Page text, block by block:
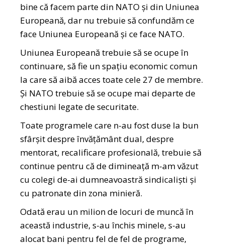
bine că facem parte din NATO și din Uniunea
Europeană, dar nu trebuie să confundăm ce
face Uniunea Europeană și ce face NATO.
Uniunea Europeană trebuie să se ocupe în
continuare, să fie un spațiu economic comun
la care să aibă acces toate cele 27 de membre.
Și NATO trebuie să se ocupe mai departe de
chestiuni legate de securitate.
Toate programele care n-au fost duse la bun
sfârșit despre învățământ dual, despre
mentorat, recalificare profesională, trebuie să
continue pentru că de dimineață m-am văzut
cu colegi de-ai dumneavoastră sindicaliști și
cu patronate din zona minieră.
Odată erau un milion de locuri de muncă în
această industrie, s-au închis minele, s-au
alocat bani pentru fel de fel de programe,